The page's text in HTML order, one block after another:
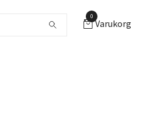
0
Varukorg